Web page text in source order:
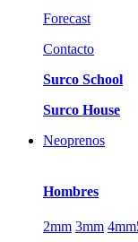
Forecast
Contacto
Surco School
Surco House
Neoprenos
Hombres
2mm 3mm 4mm